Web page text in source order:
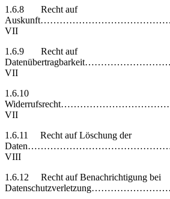
1.6.8 Recht auf
VII
1.6.9 Recht auf
VII
1.6.10
VII
1.6.11 Recht auf Löschung der
VIII
1.6.12 Recht auf Benachrichtigung bei